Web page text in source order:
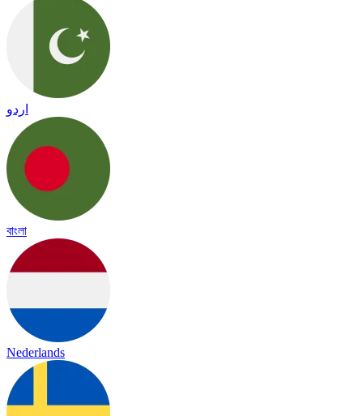
اردو
বাংলা
Nederlands